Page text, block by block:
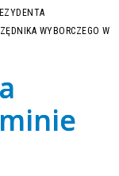
WYBORCZEGO W